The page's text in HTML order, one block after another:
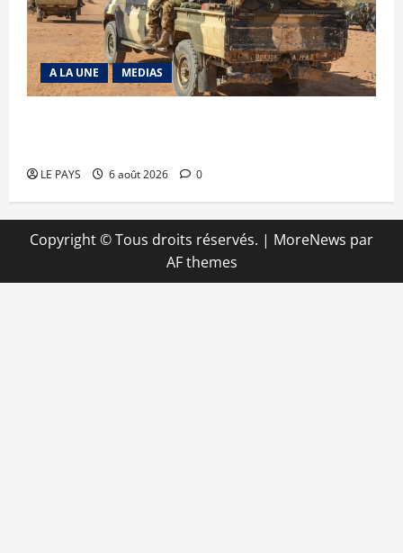
A LA UNE MEDIAS
LE PAYS 6 août 2026 0
Copyright © Tous droits réservés. | MoreNews par
AF themes